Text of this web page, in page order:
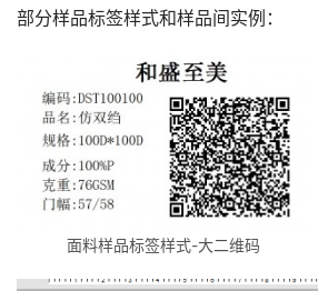
部分样品标签样式和样品间实例：
面料样品标签样式-大二维码